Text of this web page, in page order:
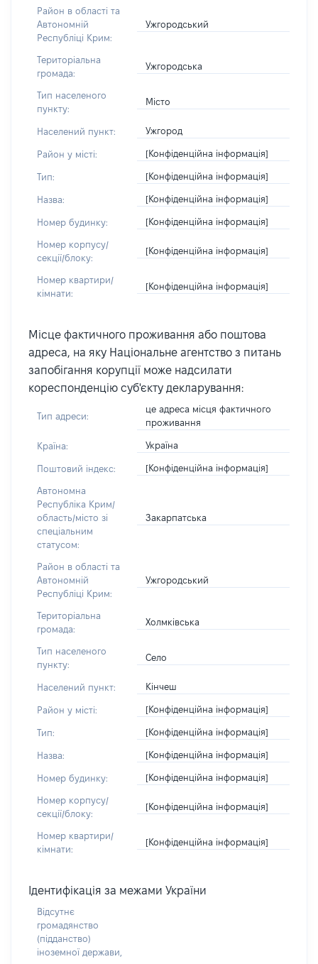
Район в області та
Автономній
Республіці Крим:
Ужгородський
Територіальна
громада:
Ужгородська
Тип населеного
пункту:
Місто
Населений пункт: Ужгород
Район у місті: [Конфіденційна інформація]
Тип: [Конфіденційна інформація]
Назва: [Конфіденційна інформація]
Номер будинку: [Конфіденційна інформація]
Номер корпусу/
секції/блоку:
[Конфіденційна інформація]
Номер квартири/
кімнати:
[Конфіденційна інформація]
Місце фактичного проживання або поштова
адреса, на яку Національне агентство з питань
запобігання корупції може надсилати
кореспонденцію суб'єкту декларування:
Тип адреси:
це адреса місця фактичного
проживання
Країна: Україна
Поштовий індекс: [Конфіденційна інформація]
Автономна
Республіка Крим/
область/місто зі
спеціальним
статусом:
Закарпатська
Район в області та
Автономній
Республіці Крим:
Ужгородський
Територіальна
громада:
Холмківська
Тип населеного
пункту:
Село
Населений пункт: Кінчеш
Район у місті: [Конфіденційна інформація]
Тип: [Конфіденційна інформація]
Назва: [Конфіденційна інформація]
Номер будинку: [Конфіденційна інформація]
Номер корпусу/
секції/блоку:
[Конфіденційна інформація]
Номер квартири/
кімнати:
[Конфіденційна інформація]
Ідентифікація за межами України
Відсутнє
громадянство
(підданство)
іноземної держави,